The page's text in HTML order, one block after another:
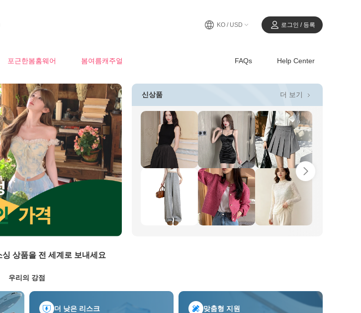
KO / USD 로그인 / 등록
포근한봄홈웨어 봄여름캐주얼 FAQs Help Center
신상품 더 보기 
상품을 전 세계로 보내세요
우리의 강점
더 낮은 리스크 맞춤형 지원